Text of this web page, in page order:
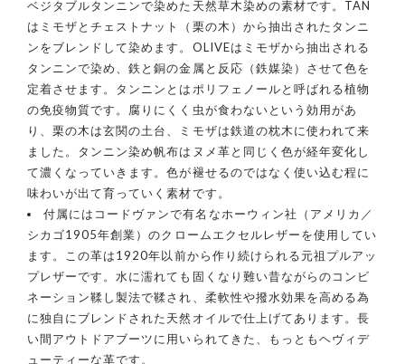
ベジタブルタンニンで染めた天然草木染めの素材です。TAN
はミモザとチェストナット（栗の木）から抽出されたタンニ
ンをブレンドして染めます。OLIVEはミモザから抽出される
タンニンで染め、鉄と銅の金属と反応（鉄媒染）させて色を
定着させます。タンニンとはポリフェノールと呼ばれる植物
の免疫物質です。腐りにくく虫が食わないという効用があ
り、栗の木は玄関の土台、ミモザは鉄道の枕木に使われて来
ました。タンニン染め帆布はヌメ革と同じく色が経年変化し
て濃くなっていきます。色が褪せるのではなく使い込む程に
味わいが出て育っていく素材です。
付属にはコードヴァンで有名なホーウィン社（アメリカ／
シカゴ1905年創業）のクロームエクセルレザーを使用してい
ます。この革は1920年以前から作り続けられる元祖プルアッ
プレザーです。水に濡れても固くなり難い昔ながらのコンビ
ネーション鞣し製法で鞣され、柔軟性や撥水効果を高める為
に独自にブレンドされた天然オイルで仕上げてあります。長
い間アウトドアブーツに用いられてきた、もっともヘヴィデ
ューティーな革です。